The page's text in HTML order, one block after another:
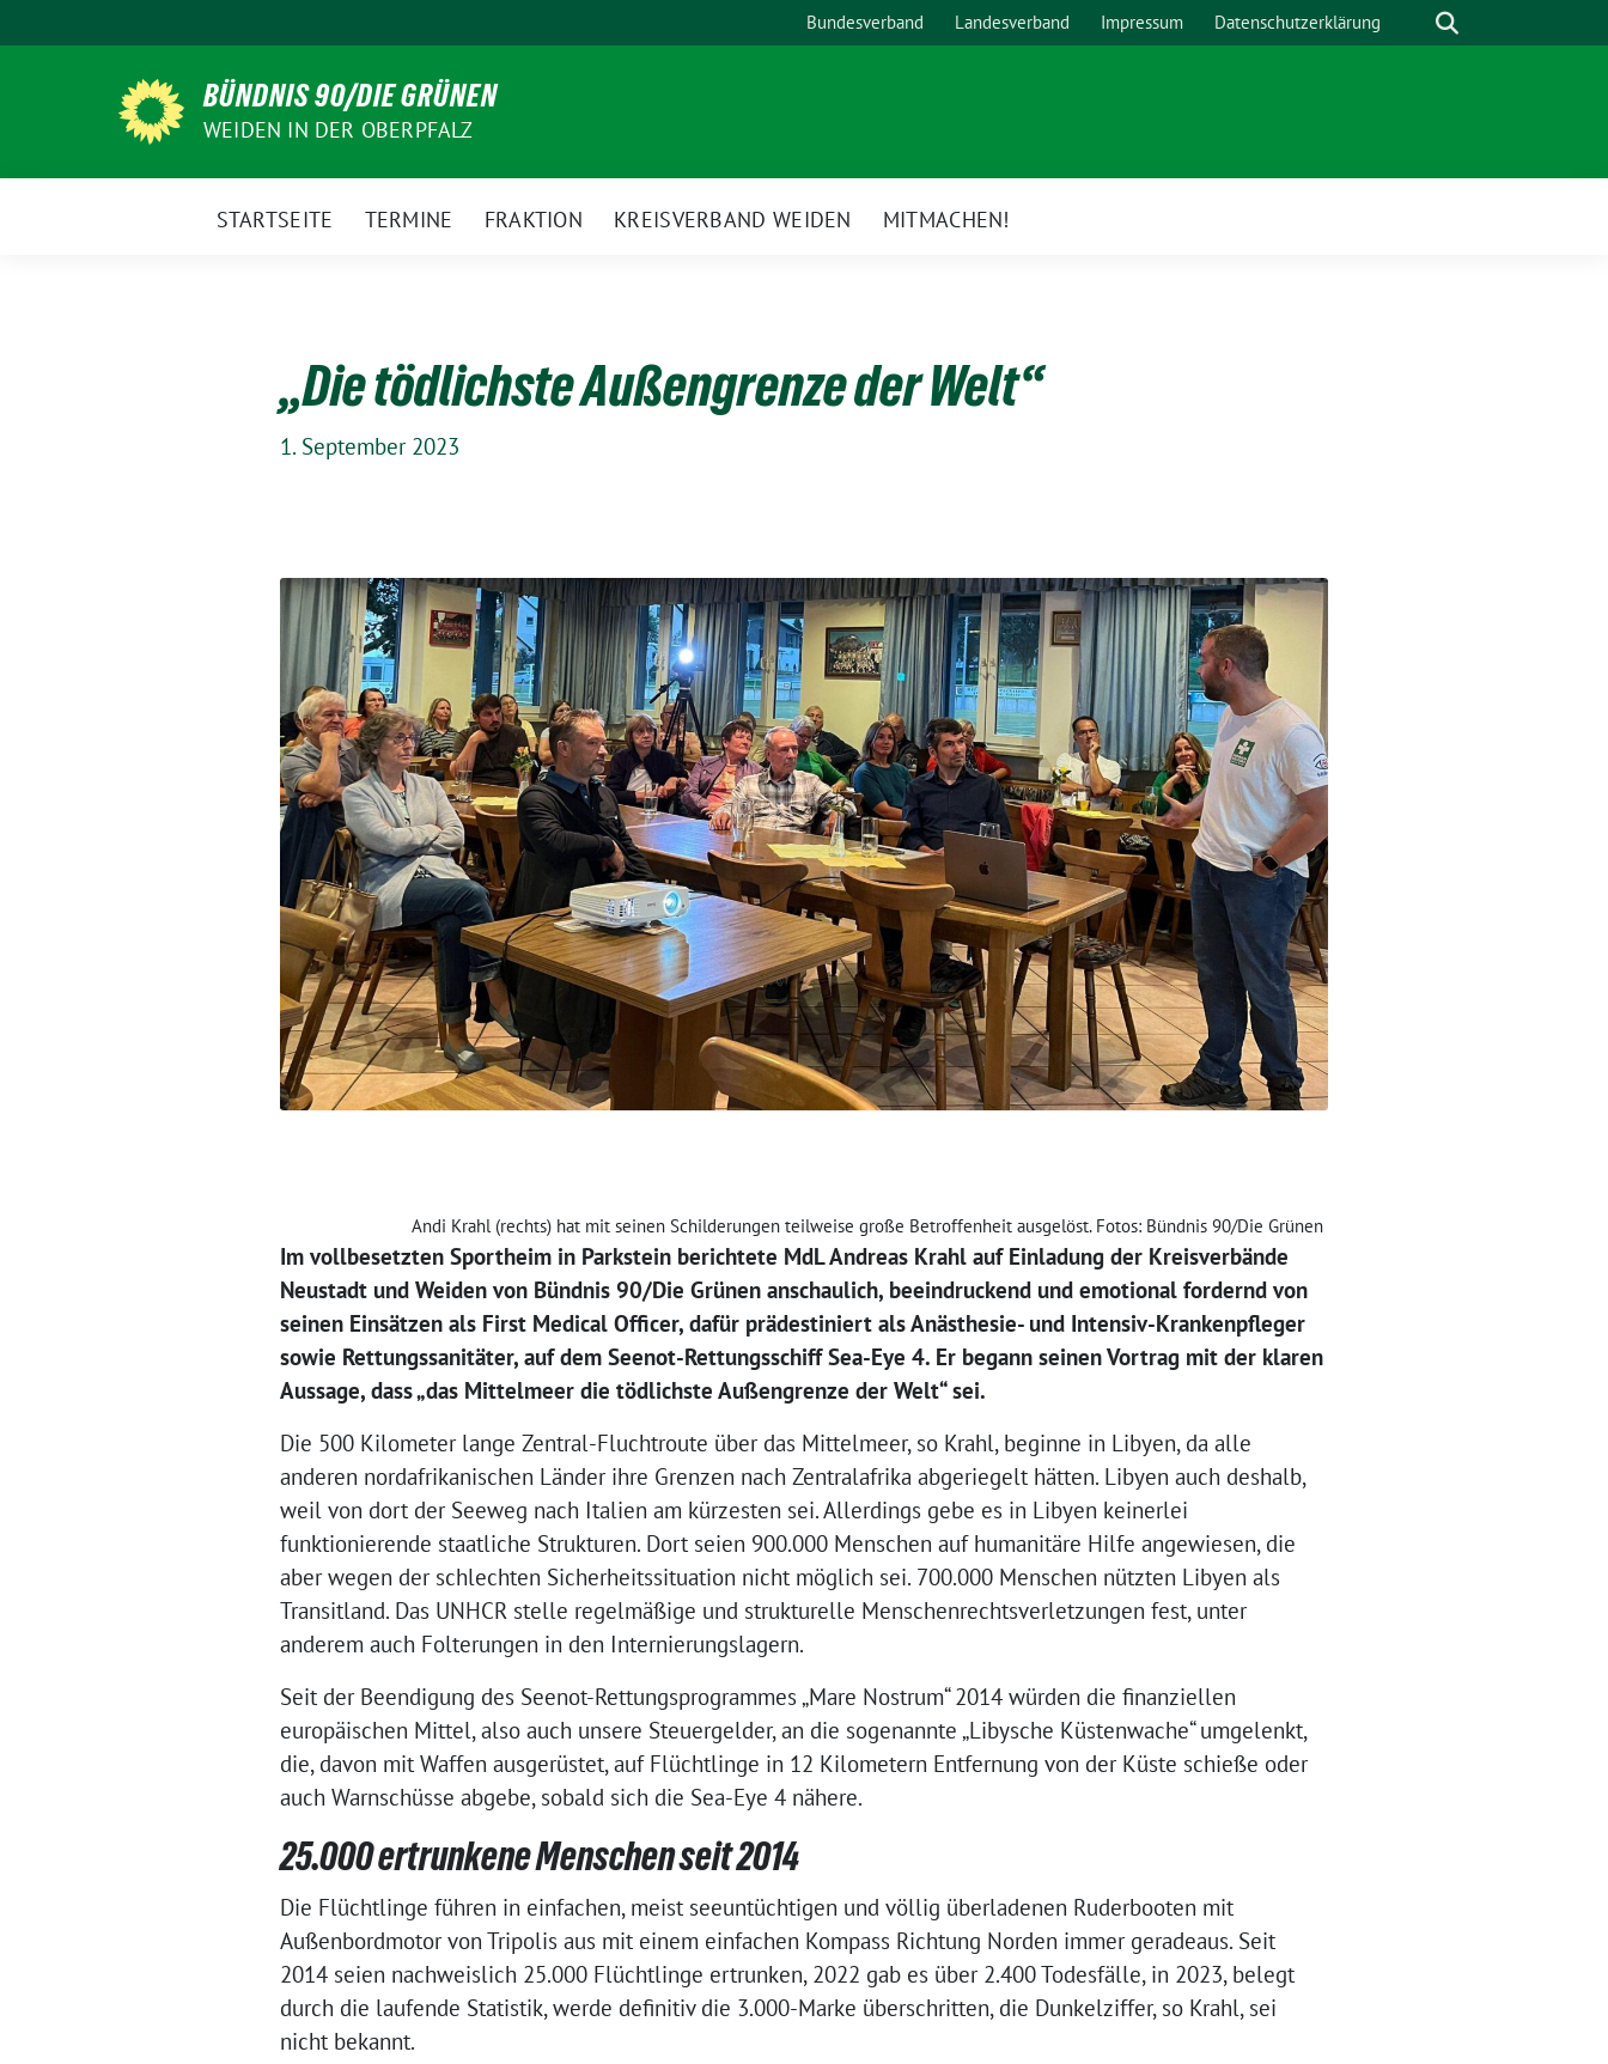
zum
Bundesverband Landesverband Impressum Datenschutzerklärung Suche
BÜNDNIS 90/DIE GRÜNEN
WEIDEN IN DER OBERPFALZ
STARTSEITE TERMINE FRAKTION KREISVERBAND WEIDEN MITMACHEN!
„Die tödlichste Außengrenze der Welt“
1. September 2023
Andi Krahl (rechts) hat mit seinen Schilderungen teilweise große Betroffenheit ausgelöst. Fotos: Bündnis 90/Die Grünen
Im vollbesetzten Sportheim in Parkstein berichtete MdL Andreas Krahl auf Einladung der Kreisverbände
Neustadt und Weiden von Bündnis 90/Die Grünen anschaulich, beeindruckend und emotional fordernd von
seinen Einsätzen als First Medical Officer, dafür prädestiniert als Anästhesie- und Intensiv-Krankenpfleger
sowie Rettungssanitäter, auf dem Seenot-Rettungsschiff Sea-Eye 4. Er begann seinen Vortrag mit der klaren
Aussage, dass „das Mittelmeer die tödlichste Außengrenze der Welt“ sei.
Die 500 Kilometer lange Zentral-Fluchtroute über das Mittelmeer, so Krahl, beginne in Libyen, da alle
anderen nordafrikanischen Länder ihre Grenzen nach Zentralafrika abgeriegelt hätten. Libyen auch deshalb,
weil von dort der Seeweg nach Italien am kürzesten sei. Allerdings gebe es in Libyen keinerlei
funktionierende staatliche Strukturen. Dort seien 900.000 Menschen auf humanitäre Hilfe angewiesen, die
aber wegen der schlechten Sicherheitssituation nicht möglich sei. 700.000 Menschen nützten Libyen als
Transitland. Das UNHCR stelle regelmäßige und strukturelle Menschenrechtsverletzungen fest, unter
anderem auch Folterungen in den Internierungslagern.
Seit der Beendigung des Seenot-Rettungsprogrammes „Mare Nostrum“ 2014 würden die finanziellen
europäischen Mittel, also auch unsere Steuergelder, an die sogenannte „Libysche Küstenwache“ umgelenkt,
die, davon mit Waffen ausgerüstet, auf Flüchtlinge in 12 Kilometern Entfernung von der Küste schieße oder
auch Warnschüsse abgebe, sobald sich die Sea-Eye 4 nähere.
25.000 ertrunkene Menschen seit 2014
Die Flüchtlinge führen in einfachen, meist seeuntüchtigen und völlig überladenen Ruderbooten mit
Außenbordmotor von Tripolis aus mit einem einfachen Kompass Richtung Norden immer geradeaus. Seit
2014 seien nachweislich 25.000 Flüchtlinge ertrunken, 2022 gab es über 2.400 Todesfälle, in 2023, belegt
durch die laufende Statistik, werde definitiv die 3.000-Marke überschritten, die Dunkelziffer, so Krahl, sei
nicht bekannt.